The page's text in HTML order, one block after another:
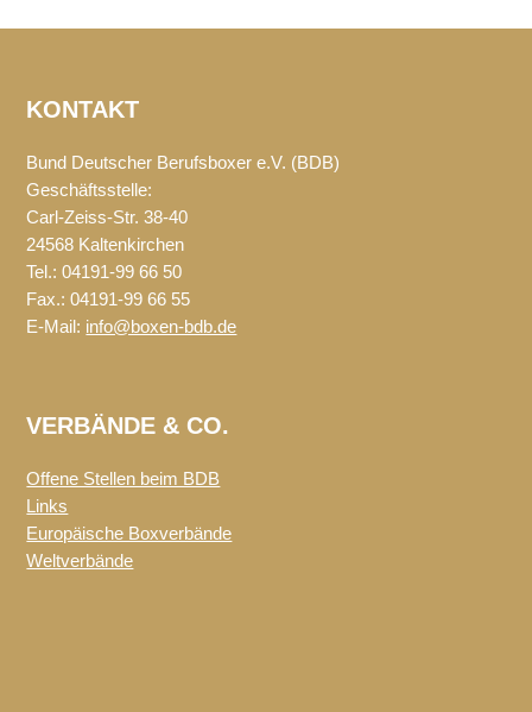
KONTAKT
Bund Deutscher Berufsboxer e.V. (BDB)
Geschäftsstelle:
Carl-Zeiss-Str. 38-40
24568 Kaltenkirchen
Tel.: 04191-99 66 50
Fax.: 04191-99 66 55
E-Mail: info@boxen-bdb.de
VERBÄNDE & CO.
Offene Stellen beim BDB
Links
Europäische Boxverbände
Weltverbände